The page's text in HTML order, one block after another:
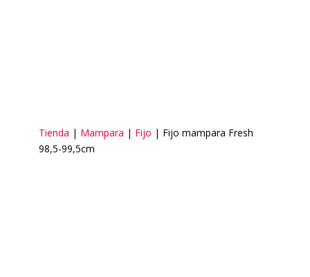
Tienda | Mampara | Fijo | Fijo mampara Fresh
98,5-99,5cm